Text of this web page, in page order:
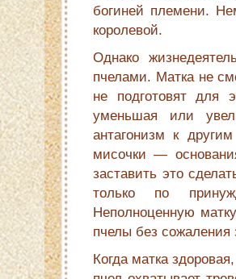
богиней племени.
королевой.
Однако
пчелами. Матка не
не подготовят для
уменьшая или
антагонизм к
мисочки —
заставить это
только по
Неполноценную
пчелы без
Когда матка